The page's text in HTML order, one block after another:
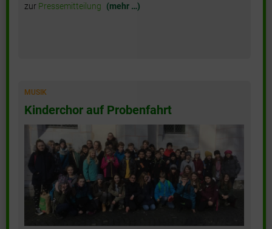
zur Pressemitteilung (mehr …)
MUSIK
Kinderchor auf Probenfahrt